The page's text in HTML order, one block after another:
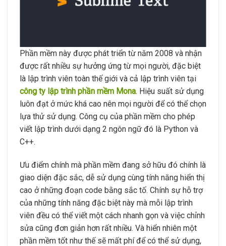
Phần mềm này được phát triển từ năm 2008 và nhận
được rất nhiều sự hưởng ứng từ mọi người, đặc biệt
là lập trình viên toàn thế giới và cả lập trình viên tại
công ty lập trình phần mềm Mona. Hiệu suất sử dụng
luôn đạt ở mức khá cao nên mọi người để có thể chọn
lựa thử sử dụng. Công cụ của phần mềm cho phép
viết lập trình dưới dạng 2 ngôn ngữ đó là Python và
C++.
Ưu điểm chính mà phần mềm đang sở hữu đó chính là
giao diện đặc sắc, dễ sử dụng cùng tính năng hiển thị
cao ở những đoạn code bằng sắc tố. Chính sự hỗ trợ
của những tính năng đặc biệt này mà mỗi lập trình
viên đều có thể viết một cách nhanh gọn và việc chỉnh
sửa cũng đơn giản hơn rất nhiều. Và hiển nhiên một
phần mềm tốt như thế sẽ mất phí để có thể sử dụng,